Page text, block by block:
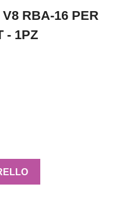
RBA-16 PER
- 1PZ